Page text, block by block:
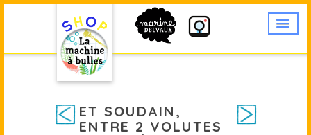
ET SOUDAIN,
ENTRE 2 VOLUTES